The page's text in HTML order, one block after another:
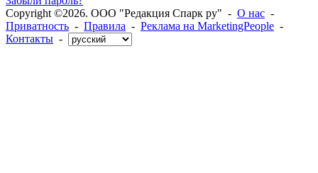
Copyright ©2026. ООО "Редакция Спарк ру" - О нас -
Приватность - Правила - Реклама на MarketingPeople -
Контакты -